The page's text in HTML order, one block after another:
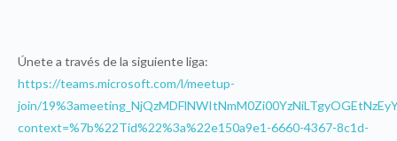
Únete a través de la siguiente liga:
https://teams.microsoft.com/l/meetup-
join/
context=%7b%22Tid%22%3a%22e150a9e1-6660-4367-8c1d-